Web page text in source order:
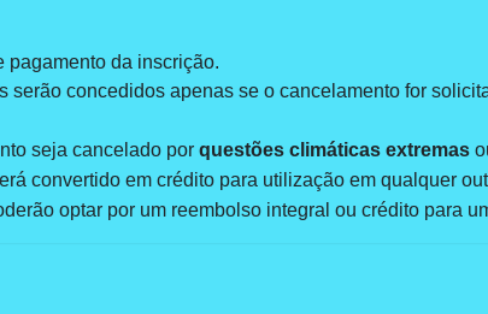
pagamento da inscrição.
serão concedidos apenas se o cancelamento for
seja cancelado por questões climáticas extremas
convertido em crédito para utilização em qualquer
optar por um reembolso integral ou crédito para